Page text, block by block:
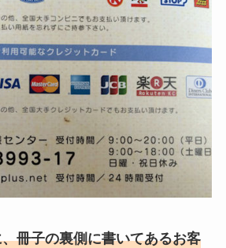
冊子の裏側に書いてあるお客